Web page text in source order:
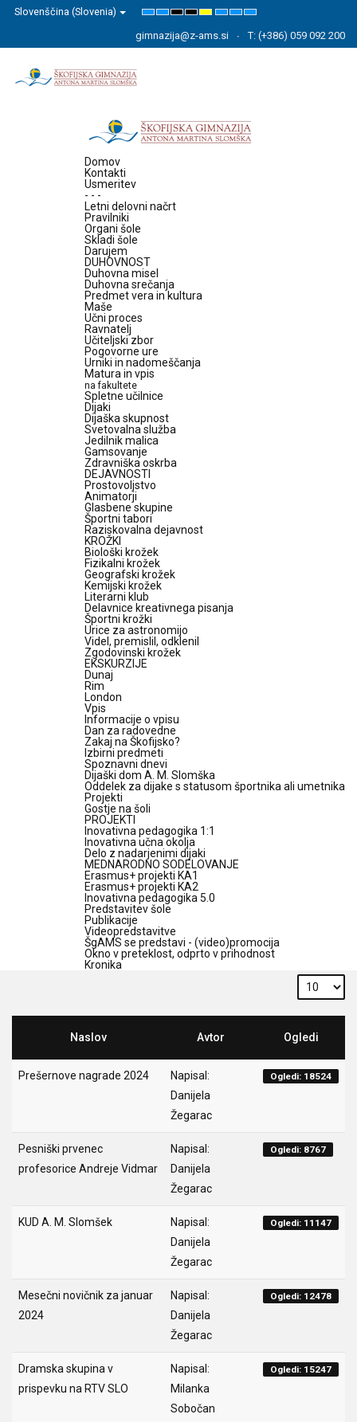
Slovenščina (Slovenia)
Default
NightHigh
Black
White
High
Black
High
Yellow
Set
Font
Set
Font
Set
Font
gimnazija@z-ams.si T: (+386) 059 092 200
Domov
Kontakti
Usmeritev
- - -
Letni delovni načrt
Pravilniki
Organi šole
Skladi šole
Darujem
DUHOVNOST
Duhovna misel
Duhovna srečanja
Predmet vera in kultura
Maše
Učni proces
Ravnatelj
Učiteljski zbor
Pogovorne ure
Urniki in nadomeščanja
Matura in vpis
na fakultete
Spletne učilnice
Dijaki
Dijaška skupnost
Svetovalna služba
Jedilnik malica
Gamsovanje
Zdravniška oskrba
DEJAVNOSTI
Prostovoljstvo
Animatorji
Glasbene skupine
Športni tabori
Raziskovalna dejavnost
KROŽKI
Biološki krožek
Fizikalni krožek
Geografski krožek
Kemijski krožek
Literarni klub
Delavnice kreativnega pisanja
Športni krožki
Urice za astronomijo
Videl, premislil, odklenil
Zgodovinski krožek
EKSKURZIJE
Dunaj
Rim
London
Vpis
Informacije o vpisu
Dan za radovedne
Zakaj na Škofijsko?
Izbirni predmeti
Spoznavni dnevi
Dijaški dom A. M. Slomška
Oddelek za dijake s statusom športnika ali umetnika
Projekti
Gostje na šoli
PROJEKTI
Inovativna pedagogika 1:1
Inovativna učna okolja
Delo z nadarjenimi dijaki
MEDNARODNO SODELOVANJE
Erasmus+ projekti KA1
Erasmus+ projekti KA2
Inovativna pedagogika 5.0
Predstavitev šole
Publikacije
Videopredstavitve
ŠgAMS se predstavi - (video)promocija
Okno v preteklost, odprto v prihodnost
Kronika
Naslov Avtor Ogledi
Prešernove nagrade 2024
Napisal:
Danijela
Žegarac
Ogledi: 18524
Pesniški prvenec
profesorice Andreje Vidmar
Napisal:
Danijela
Žegarac
Ogledi: 8767
KUD A. M. Slomšek
Napisal:
Danijela
Žegarac
Ogledi: 11147
Mesečni novičnik za januar
2024
Napisal:
Danijela
Žegarac
Ogledi: 12478
Dramska skupina v
prispevku na RTV SLO
Napisal:
Milanka
Sobočan
Ogledi: 15247